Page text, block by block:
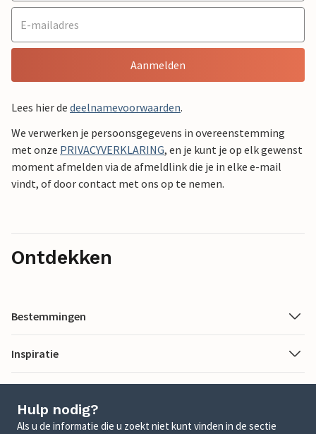
Aanmelden
Lees hier de deelnamevoorwaarden.
We verwerken je persoonsgegevens in overeenstemming
met onze PRIVACYVERKLARING, en je kunt je op elk gewenst
moment afmelden via de afmeldlink die je in elke e-mail
vindt, of door contact met ons op te nemen.
Ontdekken
Bestemmingen
Inspiratie
Hulp nodig?
Als u de informatie die u zoekt niet kunt vinden in de sectie